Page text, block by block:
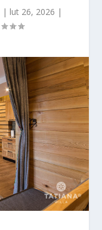
| lut 26, 2026 |